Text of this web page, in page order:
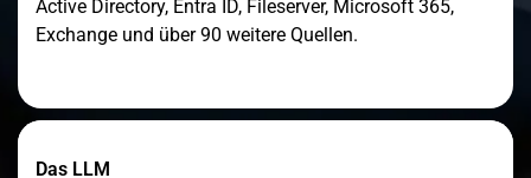
Active Directory, Entra ID, Fileserver, Microsoft 365,
Exchange und über 90 weitere Quellen.
Das LLM